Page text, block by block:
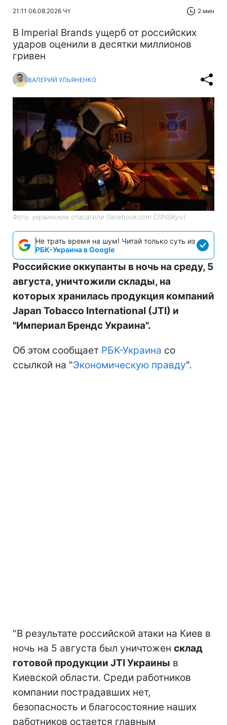
21:11 06.08.2026 Чт 2 мин
В Imperial Brands ущерб от российских
ударов оценили в десятки миллионов
гривен
ВАЛЕРИЙ УЛЬЯНЕНКО
Фото: украинские спасатели (facebook.com DSNSKyiv)
Не трать время на шум! Читай только суть из
РБК-Украина в Google
Российские оккупанты в ночь на среду, 5
августа, уничтожили склады, на
которых хранилась продукция компаний
Japan Tobacco International (JTI) и
"Империал Брендс Украина".
Об этом сообщает РБК-Украина со
ссылкой на "Экономическую правду".
"В результате российской атаки на Киев в
ночь на 5 августа был уничтожен склад
готовой продукции JTI Украины в
Киевской области. Среди работников
компании пострадавших нет,
безопасность и благосостояние наших
работников остается главным